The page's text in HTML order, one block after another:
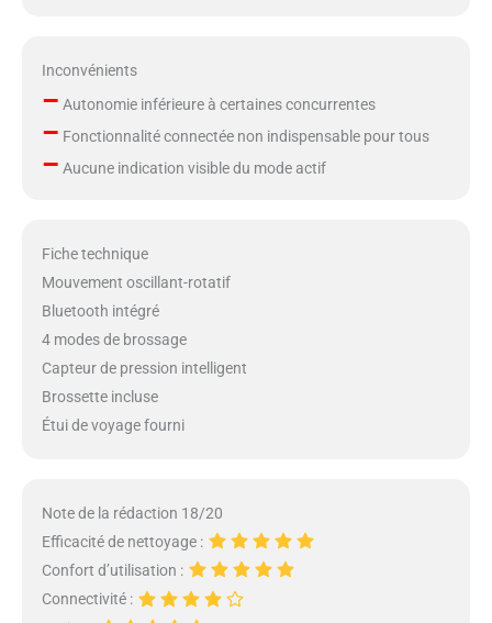
Inconvénients
– Autonomie inférieure à certaines concurrentes
– Fonctionnalité connectée non indispensable pour tous
– Aucune indication visible du mode actif
Fiche technique
Mouvement oscillant-rotatif
Bluetooth intégré
4 modes de brossage
Capteur de pression intelligent
Brossette incluse
Étui de voyage fourni
Note de la rédaction 18/20
Efficacité de nettoyage :
Confort d’utilisation :
Connectivité :